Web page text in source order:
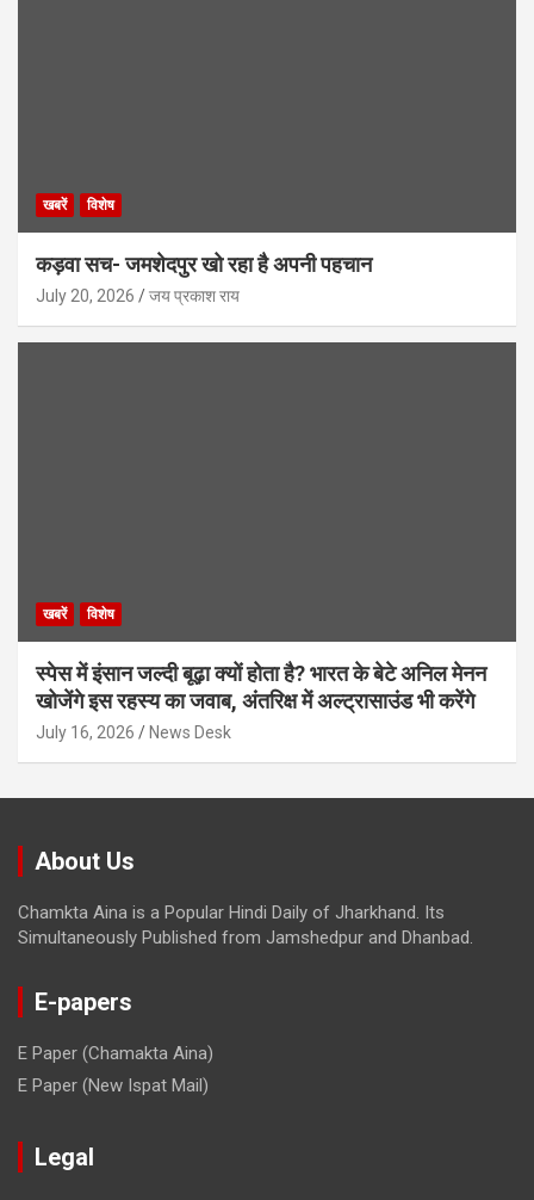
खबरें विशेष
कड़वा सच- जमशेदपुर खो रहा है अपनी पहचान
July 20, 2026 जय प्रकाश राय
खबरें विशेष
स्पेस में इंसान जल्दी बूढ़ा क्यों होता है? भारत के बेटे अनिल मेनन
खोजेंगे इस रहस्य का जवाब, अंतरिक्ष में अल्ट्रासाउंड भी करेंगे
July 16, 2026 News Desk
About Us
Chamkta Aina is a Popular Hindi Daily of Jharkhand. Its
Simultaneously Published from Jamshedpur and Dhanbad.
E-papers
E Paper (Chamakta Aina)
E Paper (New Ispat Mail)
Legal